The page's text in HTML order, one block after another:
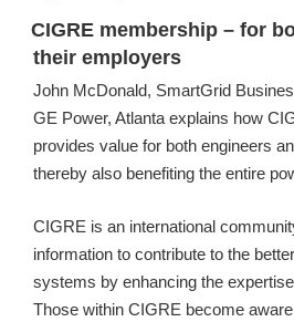
CIGRE membership – for
their employers
John McDonald, SmartGrid
GE Power, Atlanta explains how
provides value for both engineers
thereby also benefiting the entire
CIGRE is an international
information to contribute to the
systems by enhancing the
Those within CIGRE become